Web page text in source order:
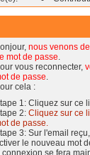
nous venons
mot de passe.
vous reconnecter,
de passe.
cela :
1: Cliquez sur ce
2: Cliquez sur ce
de passe.
3: Sur l'email
le nouveau mot
connexion se fera